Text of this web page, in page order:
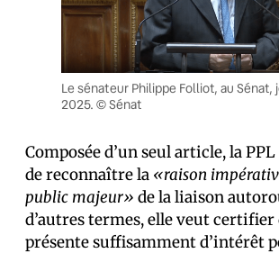
Le sénateur Philippe Folliot, au Sénat,
2025. © Sénat
Composée d’un seul article, la
de reconnaître la «raison
public majeur» de la liaison
d’autres termes, elle veut
présente suffisamment d’intérêt